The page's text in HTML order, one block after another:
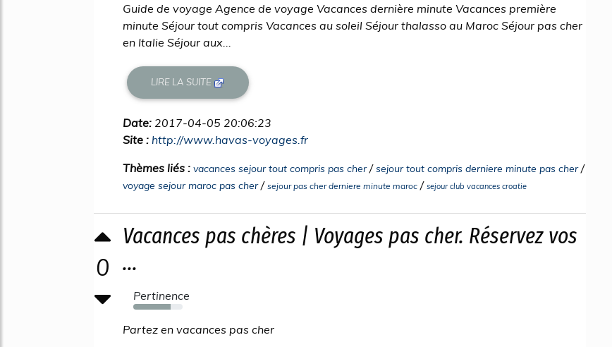
Guide de voyage Agence de voyage Vacances dernière minute Vacances première
minute Séjour tout compris Vacances au soleil Séjour thalasso au Maroc Séjour pas cher
en Italie Séjour aux...
LIRE LA SUITE
Date: 2017-04-05 20:06:23
Site : http://www.havas-voyages.fr
Thèmes liés : vacances sejour tout compris pas cher/sejour tout compris derniere minute pas cher/
voyage sejour maroc pas cher/ sejour pas cher derniere minute maroc / sejour club vacances croatie
0
Vacances pas chères | Voyages pas cher. Réservez vos
...
Pertinence
76%
Partez en vacances pas cher